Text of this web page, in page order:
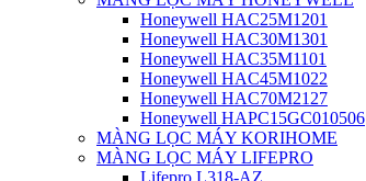
Honeywell HAC25M1201
Honeywell HAC30M1301
Honeywell HAC35M1101
Honeywell HAC45M1022
Honeywell HAC70M2127
Honeywell HAPC15GC010506
MÀNG LỌC MÁY KORIHOME
MÀNG LỌC MÁY LIFEPRO
Lifepro L318-AZ